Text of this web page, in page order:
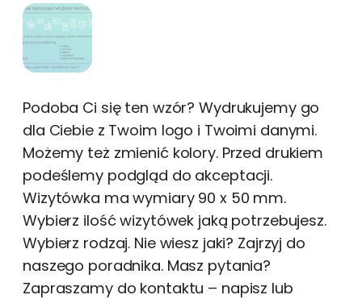
Podoba Ci się ten wzór? Wydrukujemy go
dla Ciebie z Twoim logo i Twoimi danymi.
Możemy też zmienić kolory. Przed drukiem
podeślemy podgląd do akceptacji.
Wizytówka ma wymiary 90 x 50 mm.
Wybierz ilość wizytówek jaką potrzebujesz.
Wybierz rodzaj. Nie wiesz jaki? Zajrzyj do
naszego poradnika. Masz pytania?
Zapraszamy do kontaktu – napisz lub